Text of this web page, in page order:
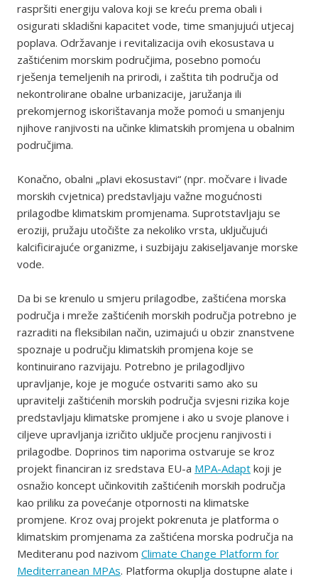
raspršiti energiju valova koji se kreću prema obali i
osigurati skladišni kapacitet vode, time smanjujući utjecaj
poplava. Održavanje i revitalizacija ovih ekosustava u
zaštićenim morskim područjima, posebno pomoću
rješenja temeljenih na prirodi, i zaštita tih područja od
nekontrolirane obalne urbanizacije, jaružanja ili
prekomjernog iskorištavanja može pomoći u smanjenju
njihove ranjivosti na učinke klimatskih promjena u obalnim
područjima.
Konačno, obalni „plavi ekosustavi“ (npr. močvare i livade
morskih cvjetnica) predstavljaju važne mogućnosti
prilagodbe klimatskim promjenama. Suprotstavljaju se
eroziji, pružaju utočište za nekoliko vrsta, uključujući
kalcificirajuće organizme, i suzbijaju zakiseljavanje morske
vode.
Da bi se krenulo u smjeru prilagodbe, zaštićena morska
područja i mreže zaštićenih morskih područja potrebno je
razraditi na fleksibilan način, uzimajući u obzir znanstvene
spoznaje u području klimatskih promjena koje se
kontinuirano razvijaju. Potrebno je prilagodljivo
upravljanje, koje je moguće ostvariti samo ako su
upravitelji zaštićenih morskih područja svjesni rizika koje
predstavljaju klimatske promjene i ako u svoje planove i
ciljeve upravljanja izričito uključe procjenu ranjivosti i
prilagodbe. Doprinos tim naporima ostvaruje se kroz
projekt financiran iz sredstava EU-a MPA-Adapt koji je
osnažio koncept učinkovitih zaštićenih morskih područja
kao priliku za povećanje otpornosti na klimatske
promjene. Kroz ovaj projekt pokrenuta je platforma o
klimatskim promjenama za zaštićena morska područja na
Mediteranu pod nazivom Climate Change Platform for
Mediterranean MPAs. Platforma okuplja dostupne alate i